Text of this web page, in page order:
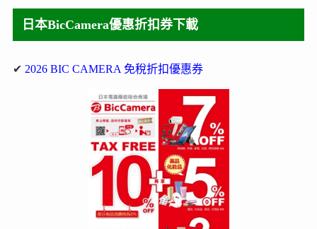
日本BicCamera優惠折扣券下載
✔ 2026 BIC CAMERA 免稅折扣優惠券